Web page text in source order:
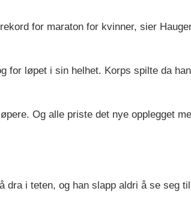
for maraton for kvinner, sier
for løpet i sin helhet. Korps spilte da
Og alle priste det nye opplegget
dra i teten, og han slapp aldri å se seg